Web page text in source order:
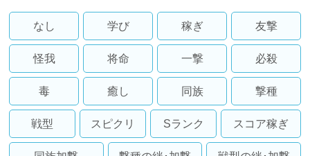
なし 学び 稼ぎ 友撃
怪我 将命 一撃 必殺
毒 癒し 同族 撃種
戦型 スピクリ Sランク スコア稼ぎ